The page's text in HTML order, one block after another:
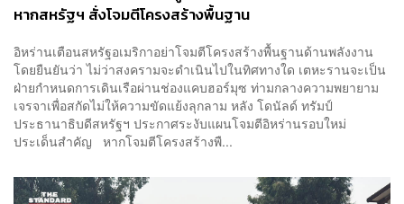
หากสหรัฐฯ สั่งโจมตีโครงสร้างพื้นฐาน
อิหร่านเตือนสหรัฐอเมริกาอย่าโจมตีโครงสร้างพื้นฐานด้านพลังงาน
โดยยืนยันว่า ไม่ว่าสงครามจะดำเนินไปในทิศทางใด เตหะรานจะเป็น
ฝ่ายกำหนดการเดินเรือผ่านช่องแคบฮอร์มุซ ท่ามกลางความพยายาม
เจรจาเพื่อสกัดไม่ให้ความขัดแย้งลุกลาม หลัง โดนัลด์ ทรัมป์
ประธานาธิบดีสหรัฐฯ ประกาศระงับแผนโจมตีอิหร่านรอบใหม่
ประเด็นสำคัญ หากโจมตีโครงสร้างพื...